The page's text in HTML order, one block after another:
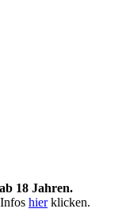
18 Jahren.
hierklicken.